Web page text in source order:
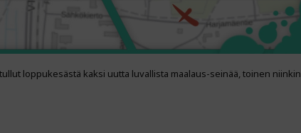
loppukesästä kaksi uutta luvallista maalaus-seinää, toinen niinkin